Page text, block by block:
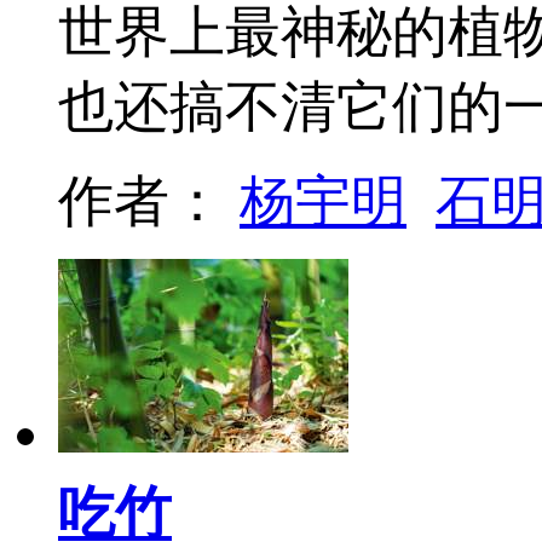
世界上最神秘的植
也还搞不清它们
作者： 杨宇明 石
吃竹